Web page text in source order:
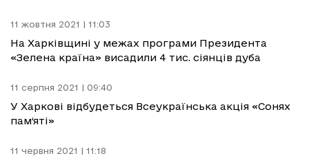
11 жовтня 2021 | 11:03
На Харківщині у межах програми Президента
«Зелена країна» висадили 4 тис. сіянців дуба
11 серпня 2021 | 09:40
У Харкові відбудеться Всеукраїнська акція «Сонях
пам‘яті»
11 червня 2021 | 11:18